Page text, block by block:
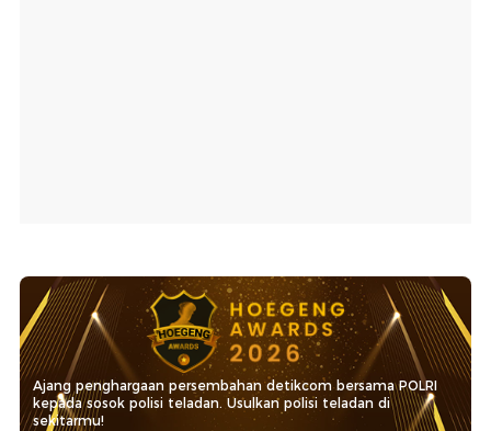
Ajang penghargaan persembahan detikcom bersama POLRI
kepada sosok polisi teladan. Usulkan polisi teladan di
sekitarmu!